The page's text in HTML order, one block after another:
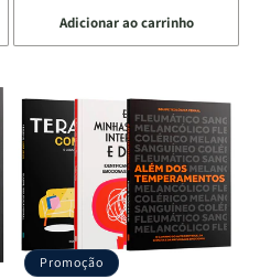
a
quantidade
de
Quarto
de
Guerra
Livro
+
Devocional
a
quantidade
de
Quarto
de
Guerra
|
Livro
+
Devocional
Adicionar ao carrinho
Promoção